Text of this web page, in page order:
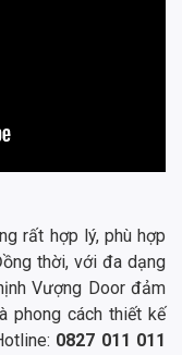
rất hợp lý, phù hợp
thời, với đa dạng
Vượng Door đảm
phong cách thiết kế
0827 011 011